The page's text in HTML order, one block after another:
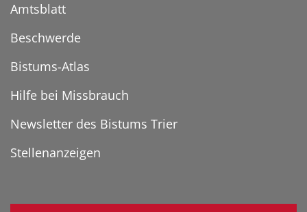
Amtsblatt
Beschwerde
Bistums-Atlas
Hilfe bei Missbrauch
Newsletter des Bistums Trier
Stellenanzeigen